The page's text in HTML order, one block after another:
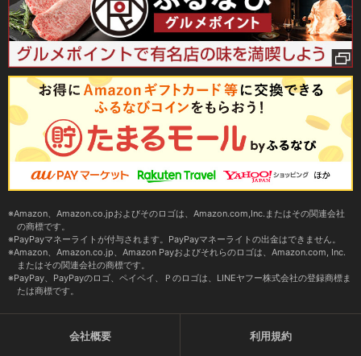
Amazon、Amazon.co.jpおよびそのロゴは、Amazon.com,Inc.またはその関連会社
の商標です。
PayPayマネーライトが付与されます。PayPayマネーライトの出金はできません。
Amazon、Amazon.co.jp、Amazon Payおよびそれらのロゴは、Amazon.com, Inc.
またはその関連会社の商標です。
PayPay、PayPayのロゴ、ペイペイ、Ｐのロゴは、LINEヤフー株式会社の登録商標ま
たは商標です。
会社概要 利用規約